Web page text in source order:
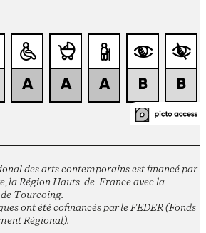
des arts contemporains est financé par
la Région Hauts-de-France avec la
Tourcoing.
ont été cofinancés par le FEDER (Fonds
Régional).